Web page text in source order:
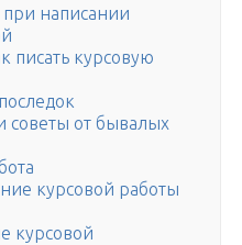
при написании
писать курсовую
советы от бывалых
курсовой работы
курсовой